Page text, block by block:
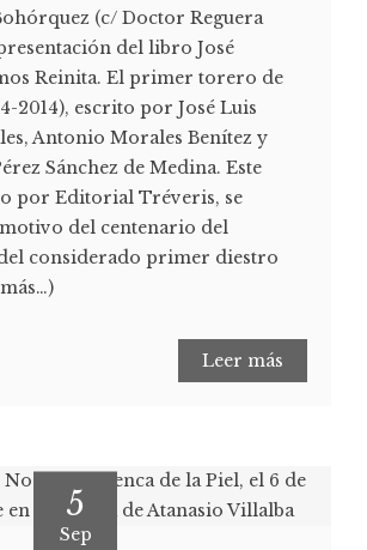
(c/ Doctor Reguera
del libro José
Reinita. El primer torero de
2014), escrito por José Luis
Antonio Morales Benítez y
Sánchez de Medina. Este
por Editorial Tréveris, se
del centenario del
considerado primer diestro
Leer más
5
Sep